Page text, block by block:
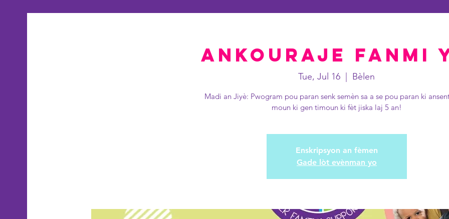
Ankouraje Fanmi
Tue, Jul 16 Bèlen
Madi an Jiyè: Pwogram pou paran senk semèn sa a se pou paran ki
moun ki gen timoun ki fèt jiska laj 5 an!
Enskripsyon an fèmen
Gade lòt evènman yo